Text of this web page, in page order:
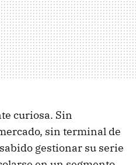
curiosa. Sin
sin terminal de
gestionar su serie